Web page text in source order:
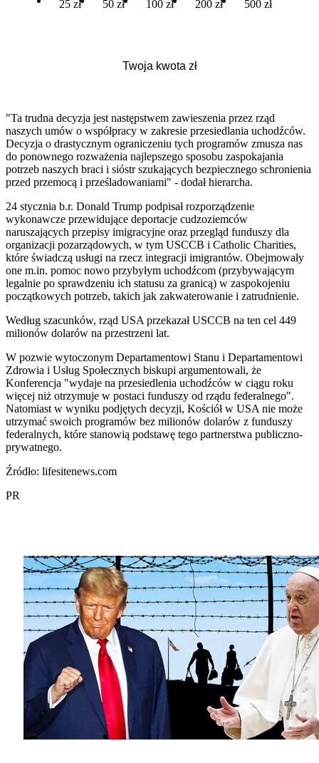
25 zł 50 zł 100 zł 200 zł 500 zł
"Ta trudna decyzja jest następstwem zawieszenia przez rząd
naszych umów o współpracy w zakresie przesiedlania uchodźców.
Decyzja o drastycznym ograniczeniu tych programów zmusza nas
do ponownego rozważenia najlepszego sposobu zaspokajania
potrzeb naszych braci i sióstr szukających bezpiecznego schronienia
przed przemocą i prześladowaniami" - dodał hierarcha.
24 stycznia b.r. Donald Trump podpisał rozporządzenie
wykonawcze przewidujące deportacje cudzoziemców
naruszających przepisy imigracyjne oraz przegląd funduszy dla
organizacji pozarządowych, w tym USCCB i Catholic Charities,
które świadczą usługi na rzecz integracji imigrantów. Obejmowały
one m.in. pomoc nowo przybyłym uchodźcom (przybywającym
legalnie po sprawdzeniu ich statusu za granicą) w zaspokojeniu
początkowych potrzeb, takich jak zakwaterowanie i zatrudnienie.
Według szacunków, rząd USA przekazał USCCB na ten cel 449
milionów dolarów na przestrzeni lat.
W pozwie wytoczonym Departamentowi Stanu i Departamentowi
Zdrowia i Usług Społecznych biskupi argumentowali, że
Konferencja "wydaje na przesiedlenia uchodźców w ciągu roku
więcej niż otrzymuje w postaci funduszy od rządu federalnego".
Natomiast w wyniku podjętych decyzji, Kościół w USA nie może
utrzymać swoich programów bez milionów dolarów z funduszy
federalnych, które stanowią podstawę tego partnerstwa publiczno-
prywatnego.
Źródło: lifesitenews.com
PR